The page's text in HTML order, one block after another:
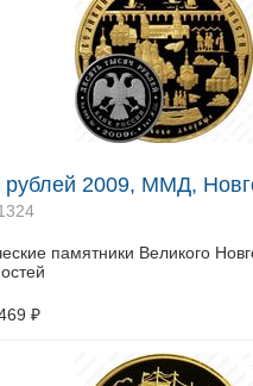
рублей 2009, ММД,
памятники Великого
₽